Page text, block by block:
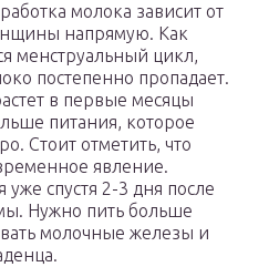
молока зависит от
напрямую. Как
менструальный цикл,
постепенно пропадает.
в первые месяцы
питания, которое
Стоит отметить, что
явление.
спустя 2-3 дня после
Нужно пить больше
молочные железы и